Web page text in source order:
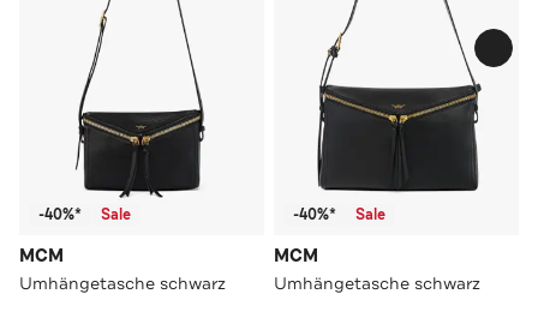
-40%* Sale
MCM
Umhängetasche schwarz
-40%* Sale
MCM
Umhängetasche schwarz